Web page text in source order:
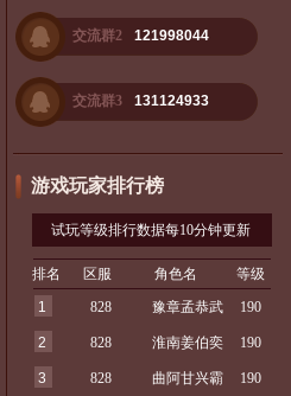
交流群2 121998044
交流群3 131124933
游戏玩家排行榜
试玩等级排行数据每10分钟更新
排名 区服 角色名
等级
1
828 豫章孟恭武 190
2 828 淮南姜伯奕 190
3 828 曲阿甘兴霸 190